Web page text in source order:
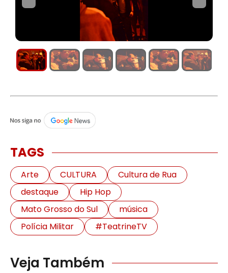
TAGS
Arte CULTURA
Cultura de Rua
destaque
Hip Hop
Mato Grosso do Sul
música
Polícia Militar
#TeatrineTV
Veja Também